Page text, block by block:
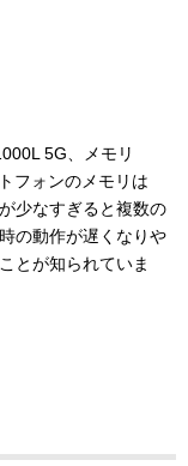
5G、メモリ
フォンのメモリは
少なすぎると複数の
の動作が遅くなりや
とが知られていま